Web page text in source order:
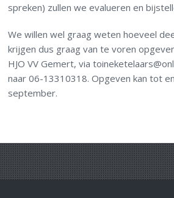
spreken) zullen we evalueren en
We willen wel graag weten hoeveel
krijgen dus graag van te voren
HJO VV Gemert, via
naar 06-13310318. Opgeven kan tot
september.